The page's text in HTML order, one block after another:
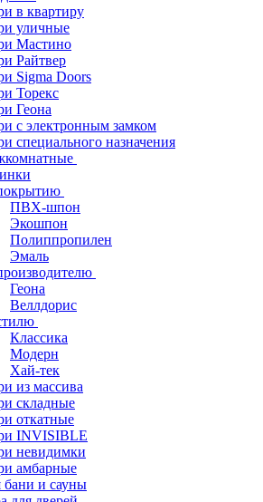
в квартиру
уличные
Мастино
Райтвер
Sigma Doors
Торекс
Геона
с электронным замком
специального назначения
ПВХ-шпон
Экошпон
Полиппропилен
Эмаль
Геона
Веллдорис
Классика
Модерн
Хай-тек
из массива
складные
откатные
INVISIBLE
невидимки
амбарные
бани и сауны